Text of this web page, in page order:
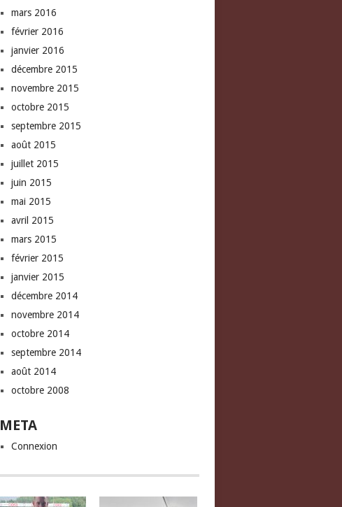
mars 2016
février 2016
janvier 2016
décembre 2015
novembre 2015
octobre 2015
septembre 2015
août 2015
juillet 2015
juin 2015
mai 2015
avril 2015
mars 2015
février 2015
janvier 2015
décembre 2014
novembre 2014
octobre 2014
septembre 2014
août 2014
octobre 2008
META
Connexion